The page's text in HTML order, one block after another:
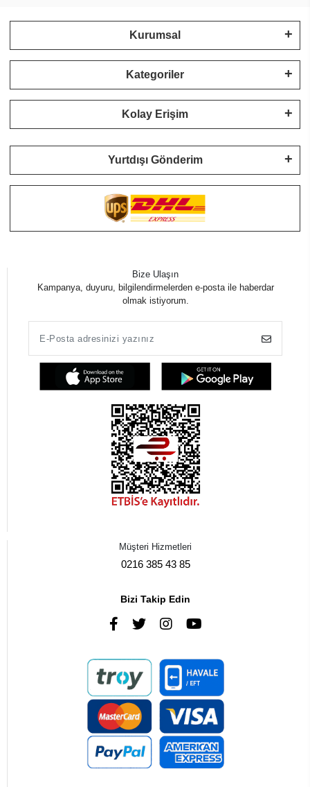
Kurumsal
Kategoriler
Kolay Erişim
Yurtdışı Gönderim
Bize Ulaşın
Kampanya, duyuru, bilgilendirmelerden e-posta ile haberdar
olmak istiyorum.
Müşteri Hizmetleri
0216 385 43 85
Bizi Takip Edin